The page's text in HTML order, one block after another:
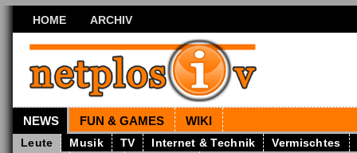
HOME ARCHIV
NEWS FUN & GAMES WIKI
Leute Musik TV Internet & Technik Vermischtes